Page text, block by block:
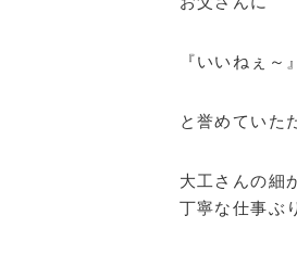
『いいねぇ～』
と誉めていた
大工さんの細
丁寧な仕事ぶ